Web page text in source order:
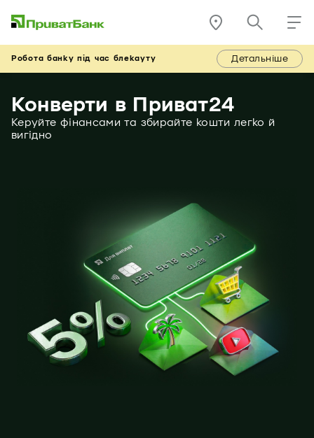
Робота банку під час блекауту Детальніше
Конверти в Приват24
Керуйте фінансами та збирайте кошти легко й
вигідно